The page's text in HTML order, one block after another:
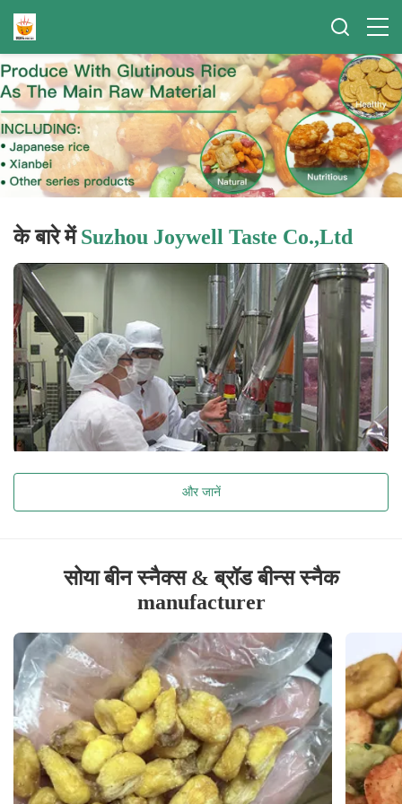
के बारे मेंSuzhou Joywell Taste Co.,Ltd
और जानें
सोया बीन स्नैक्स & ब्रॉड बीन्स स्नैक
manufacturer